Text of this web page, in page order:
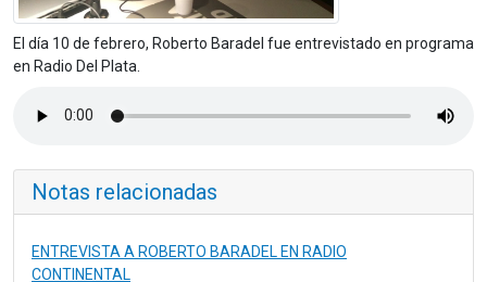
El día 10 de febrero, Roberto Baradel fue entrevistado en programa
en Radio Del Plata.
Notas relacionadas
ENTREVISTA A ROBERTO BARADEL EN RADIO
CONTINENTAL